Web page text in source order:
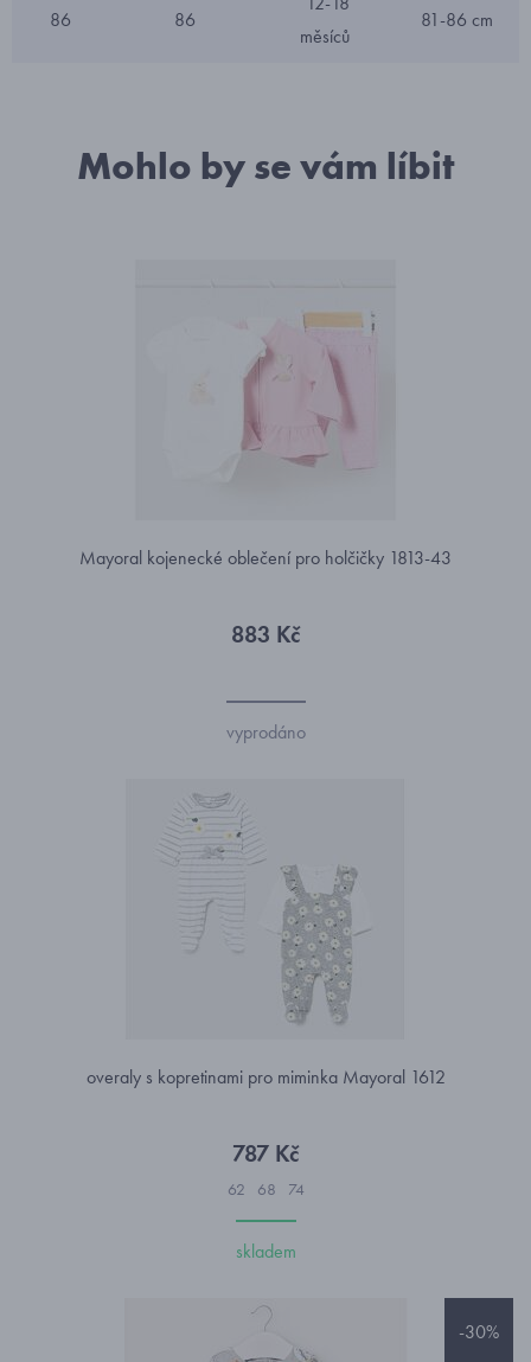
86 86
měsíců
81-86 cm
Mohlo by se vám líbit
Mayoral kojenecké oblečení pro holčičky 1813-43
883 Kč
vyprodáno
overaly s kopretinami pro miminka Mayoral 1612
787 Kč
62 68 74
skladem
-30%